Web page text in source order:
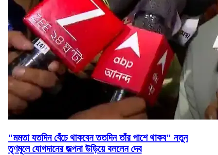
"মমতা যতদিন বেঁচে থাকবেন ততদিন তাঁর পাশে থাকব" নতুন
তৃণমূলে যোগদানের জল্পনা উড়িয়ে বললেন দেব